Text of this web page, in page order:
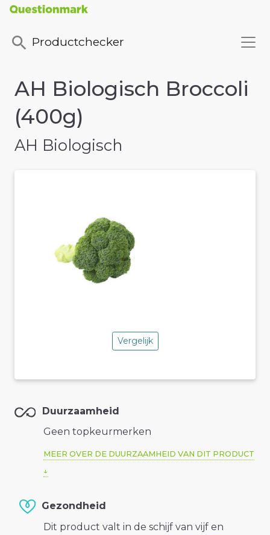
Productchecker
AH Biologisch Broccoli
(400g)
AH Biologisch
Vergelijk
Duurzaamheid
Geen topkeurmerken
MEER OVER DE DUURZAAMHEID VAN DIT PRODUCT
Gezondheid
Dit product valt in de schijf van vijf en